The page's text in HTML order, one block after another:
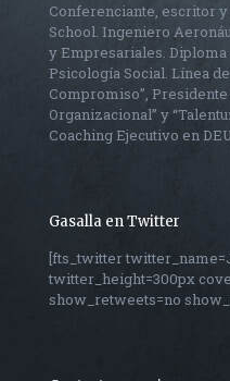
Conferenciante, escritor
School. Ingeniero
y Empresariales.
Psicología Social. Línea
Compromiso”,
Organizacional” y
Coaching Ejecutivo en
Gasalla en Twitter
[fts_twitter
twitter_height=300px
show_retweets=no